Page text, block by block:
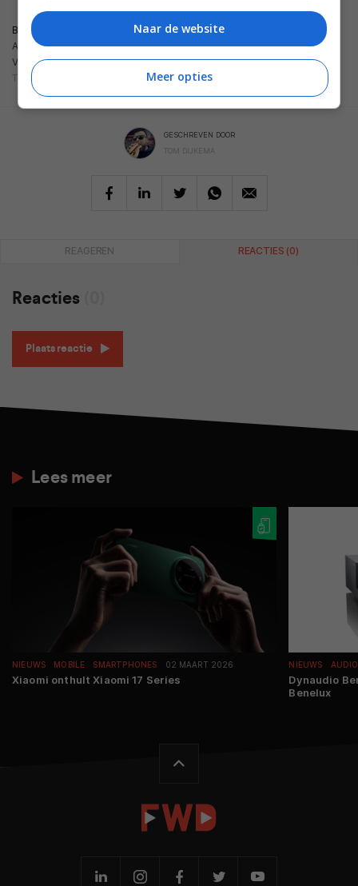
BRON
AMAZON
VIA
THE VERGE
GESCHREVEN DOOR
TOM DIJKEMA
REAGEREN REACTIES (0)
Reacties
Plaats reactie
Lees meer
NIEUWS MOBILE SMARTPHONES 02 MAART 2026
Xiaomi onthult Xiaomi 17 Series
NIEUWS AUDIO
Dynaudio
Benelux
Naar de website
Meer opties